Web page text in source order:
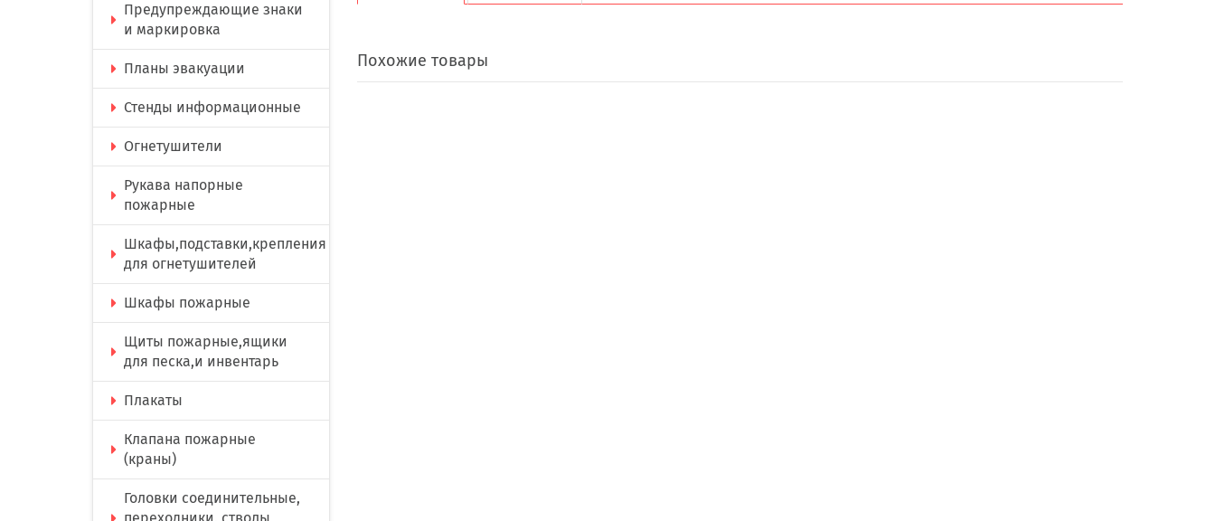
Предупреждающие знаки
и маркировка
Планы эвакуации
Стенды информационные
Огнетушители
Рукава напорные
пожарные
Шкафы,подставки,крепления
для огнетушителей
Шкафы пожарные
Щиты пожарные,ящики
для песка,и инвентарь
Плакаты
Клапана пожарные
(краны)
Головки соединительные,
Похожие товары